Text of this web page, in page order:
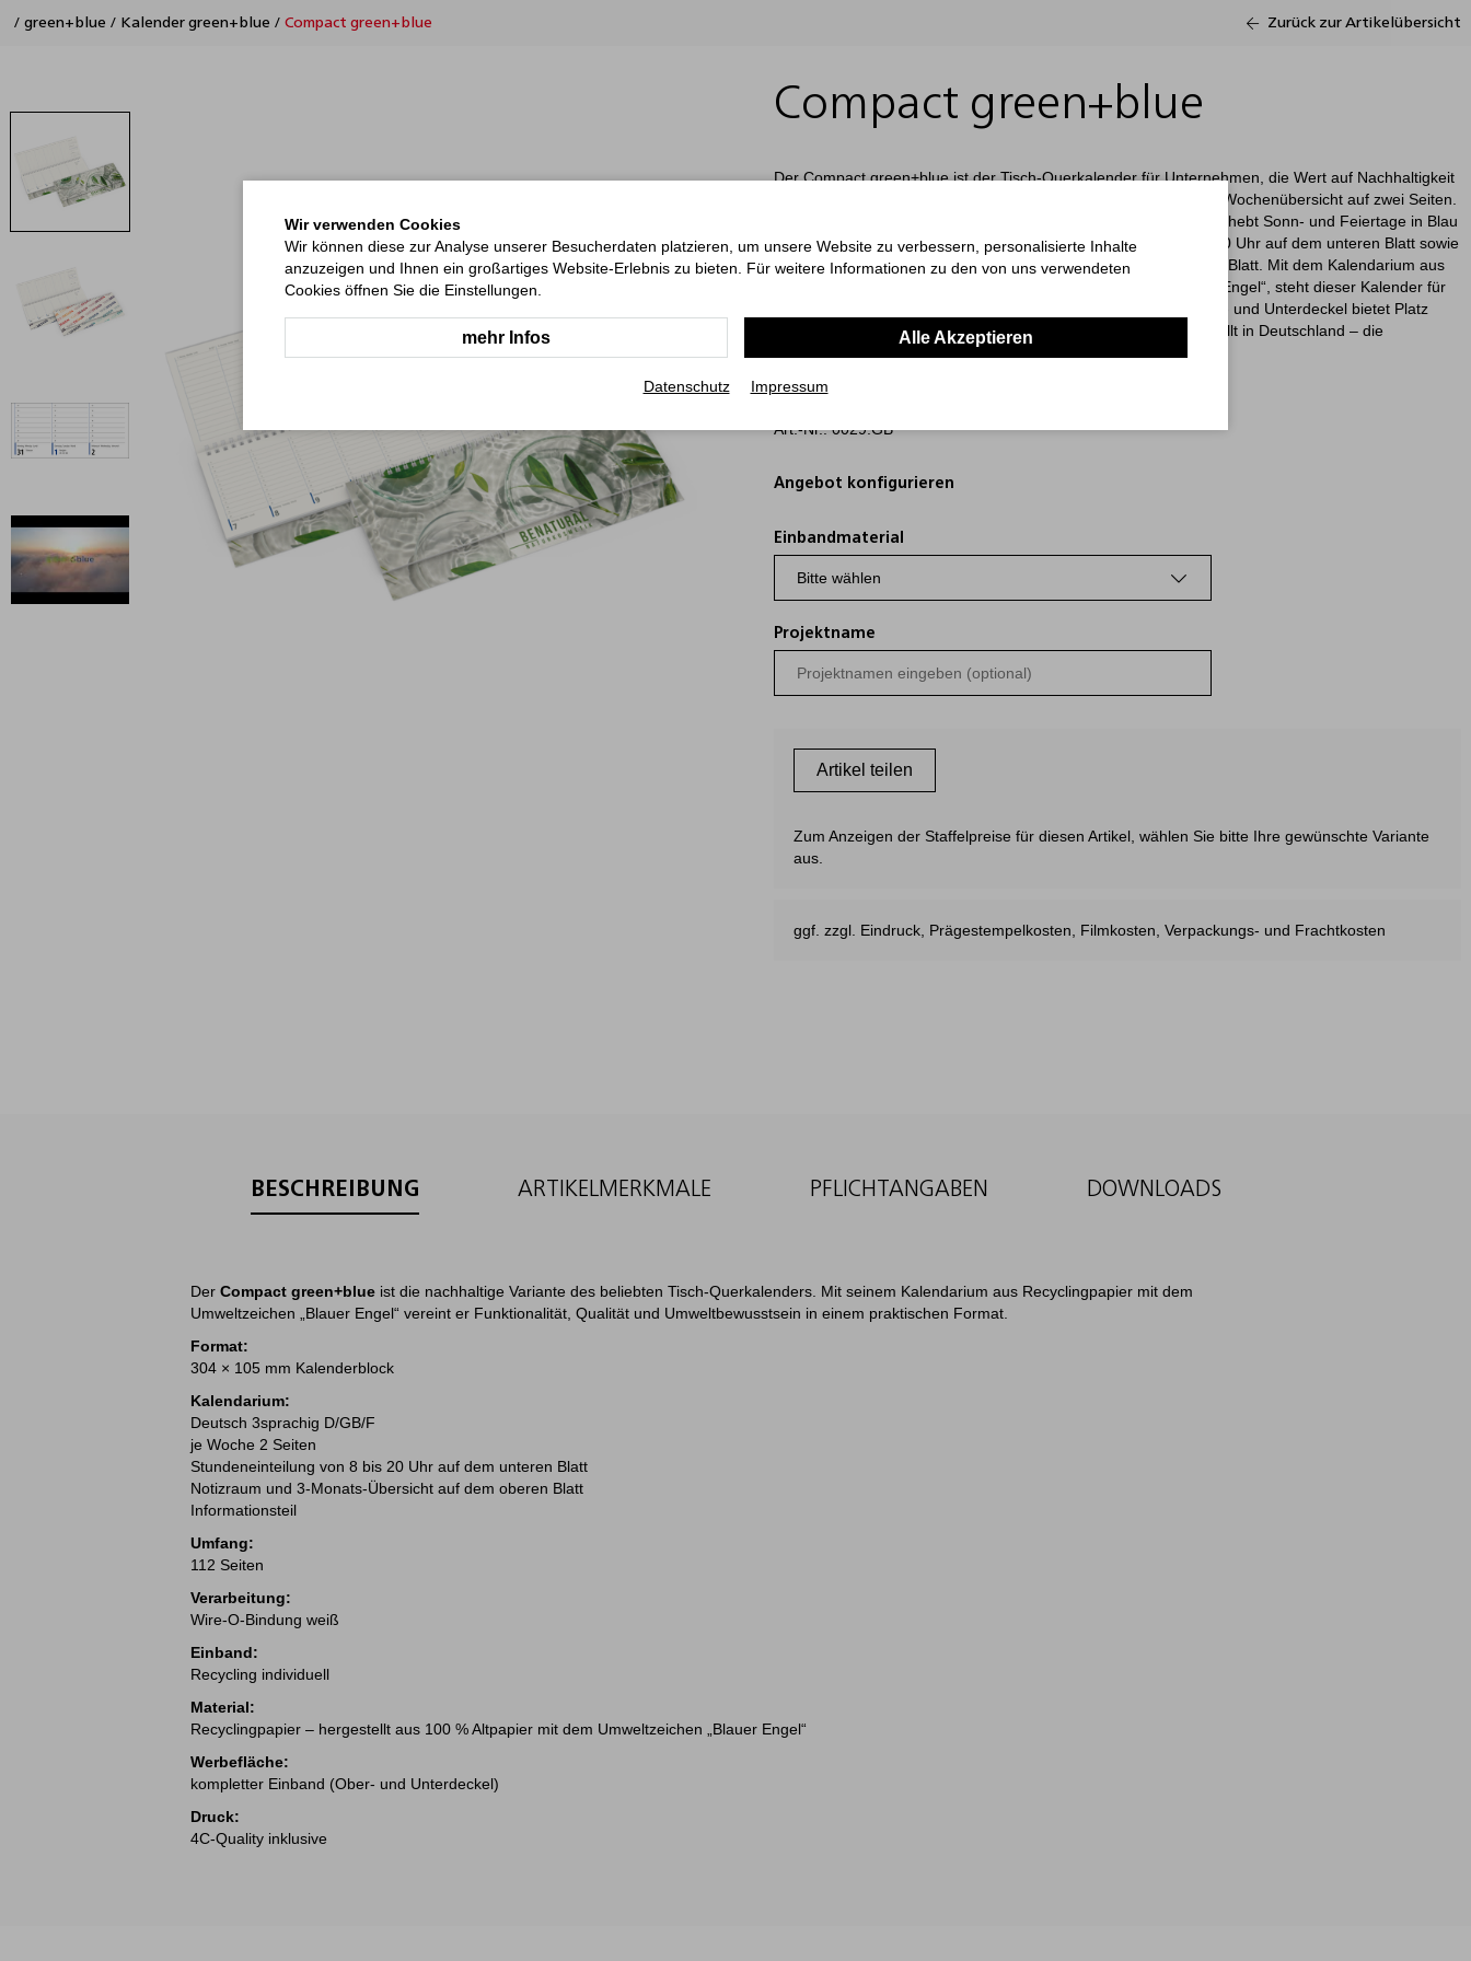
/ green+blue / Kalender green+blue / Compact green+blue Zurück zur Artikelübersicht
Compact green+blue
Der Compact green+blue ist der Tisch-Querkalender für Unternehmen, die Wert auf Nachhaltigkeit
und Funktionalität legen. Mit 112 Seiten bietet er eine praktische Wochenübersicht auf zwei Seiten.
Das dreisprachige Kalendarium (Deutsch, Englisch, Französisch) hebt Sonn- und Feiertage in Blau
(PMS 286) hervor und enthält eine Stundeneinteilung von 8 bis 20 Uhr auf dem unteren Blatt sowie
einen Notizbereich und eine 3-Monats-Übersicht auf dem oberen Blatt. Mit dem Kalendarium aus
Recyclingpapier, ausgezeichnet mit dem Umweltzeichen „Blauer Engel“, steht dieser Kalender für
höchste Umweltstandards. Die individuelle Werbefläche auf Ober- und Unterdeckel bietet Platz
für die Markenbotschaft, die im 4C-Druck realisiert wird. Hergestellt in Deutschland – die
nachhaltige Wahl für Werbekampagnen.
Art.-Nr.: 0029.GB
Angebot konfigurieren
Einbandmaterial
Projektname
Artikel teilen
Zum Anzeigen der Staffelpreise für diesen Artikel, wählen Sie bitte Ihre gewünschte Variante
aus.
ggf. zzgl. Eindruck, Prägestempelkosten, Filmkosten, Verpackungs- und Frachtkosten
BESCHREIBUNG ARTIKELMERKMALE PFLICHTANGABEN DOWNLOADS
Der Compact green+blue ist die nachhaltige Variante des beliebten Tisch-Querkalenders. Mit seinem Kalendarium aus Recyclingpapier mit dem
Umweltzeichen „Blauer Engel“ vereint er Funktionalität, Qualität und Umweltbewusstsein in einem praktischen Format.
Format:
304 × 105 mm Kalenderblock
Kalendarium:
Deutsch 3sprachig D/GB/F
je Woche 2 Seiten
Stundeneinteilung von 8 bis 20 Uhr auf dem unteren Blatt
Notizraum und 3-Monats-Übersicht auf dem oberen Blatt
Informationsteil
Umfang:
112 Seiten
Verarbeitung:
Wire-O-Bindung weiß
Einband:
Recycling individuell
Material:
Recyclingpapier – hergestellt aus 100 % Altpapier mit dem Umweltzeichen „Blauer Engel“
Werbefläche:
kompletter Einband (Ober- und Unterdeckel)
Druck:
4C-Quality inklusive
Wir verwenden Cookies
Wir können diese zur Analyse unserer Besucherdaten platzieren, um unsere Website zu verbessern, personalisierte Inhalte
anzuzeigen und Ihnen ein großartiges Website-Erlebnis zu bieten. Für weitere Informationen zu den von uns verwendeten
Cookies öffnen Sie die Einstellungen.
mehr Infos Alle Akzeptieren
Datenschutz Impressum